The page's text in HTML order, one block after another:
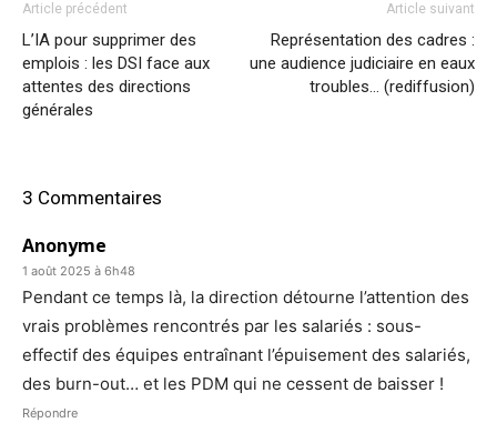
Article précédent
L’IA pour supprimer des
emplois : les DSI face aux
attentes des directions
générales
Article suivant
Représentation des cadres :
une audience judiciaire en eaux
troubles… (rediffusion)
3 Commentaires
Anonyme
1 août 2025 à 6h48
Pendant ce temps là, la direction détourne l’attention des
vrais problèmes rencontrés par les salariés : sous-
effectif des équipes entraînant l’épuisement des salariés,
des burn-out… et les PDM qui ne cessent de baisser !
Répondre